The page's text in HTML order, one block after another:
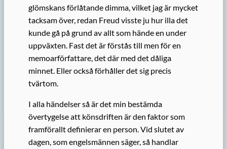
glömskans förlåtande dimma, vilket jag är mycket
tacksam över, redan Freud visste ju hur illa det
kunde gå på grund av allt som hände en under
uppväxten. Fast det är förstås till men för en
memoarförfattare, det där med det dåliga
minnet. Eller också förhåller det sig precis
tvärtom.
I alla händelser så är det min bestämda
övertygelse att könsdriften är den faktor som
framförallt definierar en person. Vid slutet av
dagen, som engelsmännen säger, så handlar